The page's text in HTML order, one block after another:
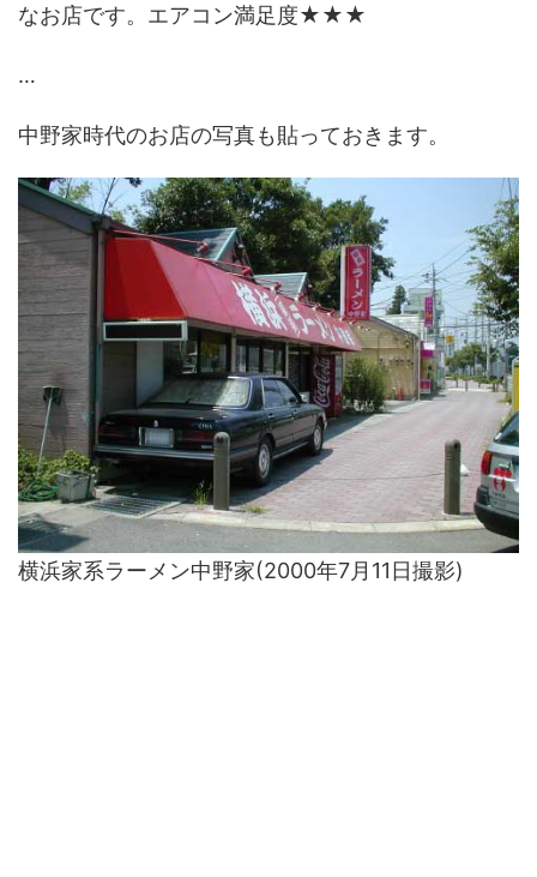
なお店です。エアコン満足度★★★
…
中野家時代のお店の写真も貼っておきます。
横浜家系ラーメン中野家(2000年7月11日撮影)